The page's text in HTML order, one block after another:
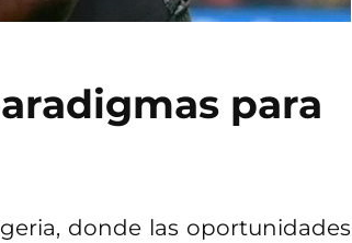
para
donde las oportunidades